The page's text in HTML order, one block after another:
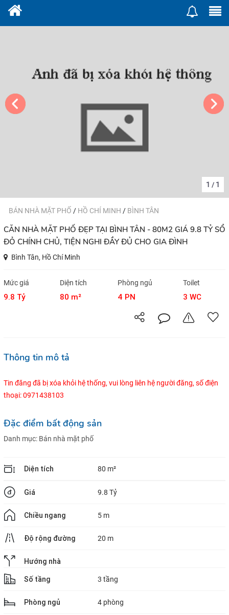
1 / 1
BÁN NHÀ MẶT PHỐ / HỒ CHÍ MINH / BÌNH TÂN
CĂN NHÀ MẶT PHỐ ĐẸP TẠI BÌNH TÂN - 80M2 GIÁ 9.8 TỶ SỔ
ĐỎ CHÍNH CHỦ, TIỆN NGHI ĐẦY ĐỦ CHO GIA ĐÌNH
Bình Tân, Hồ Chí Minh
Mức giá
9.8 Tỷ
Diện tích
80 m²
Phòng ngủ
4 PN
Toilet
3 WC
Thông tin mô tả
Tin đăng đã bị xóa khỏi hệ thống, vui lòng liên hệ người đăng, số điện
thoại: 0971438103
Đặc điểm bất động sản
Danh mục: Bán nhà mặt phố
Diện tích 80 m²
Giá 9.8 Tỷ
Chiều ngang 5 m
Độ rộng đường 20 m
Hướng nhà
Số tầng
3 tầng
Phòng ngủ 4 phòng